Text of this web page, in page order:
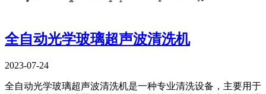
全自动光学玻璃超声波清洗机
2023-07-24
全自动光学玻璃超声波清洗机是一种专业清洗设备，主要用于